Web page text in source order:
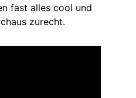
fast alles cool und
zurecht.